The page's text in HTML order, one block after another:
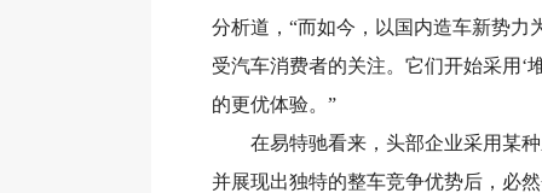
分析道，“而如今，以国内造车新势
受汽车消费者的关注。它们开始采用‘
的更优体验。”
在易特驰看来，头部企业采用某种
并展现出独特的整车竞争优势后，必